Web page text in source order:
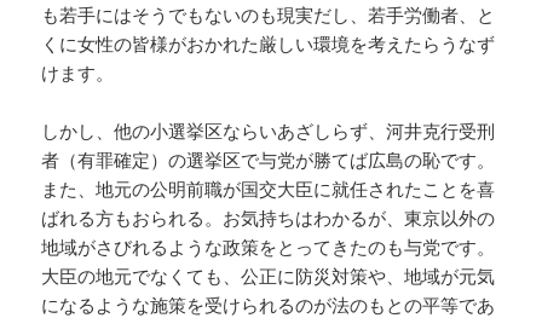
も若手にはそうでもないのも現実だし、若手労働者、と
くに女性の皆様がおかれた厳しい環境を考えたらうなず
けます。
しかし、他の小選挙区ならいあざしらず、河井克行受刑
者（有罪確定）の選挙区で与党が勝てば広島の恥です。
また、地元の公明前職が国交大臣に就任されたことを喜
ばれる方もおられる。お気持ちはわかるが、東京以外の
地域がさびれるような政策をとってきたのも与党です。
大臣の地元でなくても、公正に防災対策や、地域が元気
になるような施策を受けられるのが法のもとの平等であ